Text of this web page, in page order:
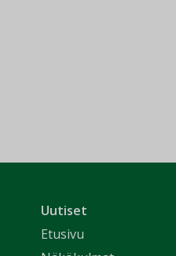
Uutiset
Etusivu